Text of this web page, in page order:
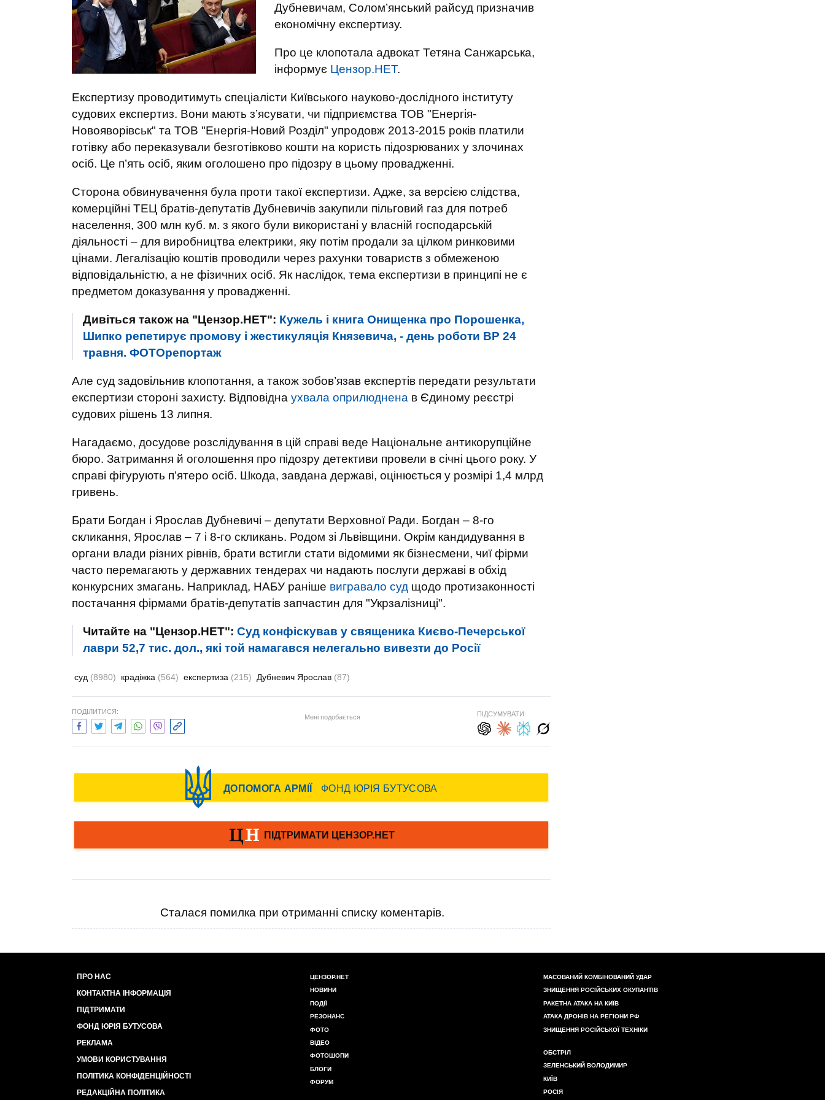
Дубневичам, Солом’янський райсуд призначив
економічну експертизу.
Про це клопотала адвокат Тетяна Санжарська,
інформує Цензор.НЕТ.
Експертизу проводитимуть спеціалісти Київського науково-дослідного інституту
судових експертиз. Вони мають з’ясувати, чи підприємства ТОВ "Енергія-
Новояворівськ" та ТОВ "Енергія-Новий Розділ" упродовж 2013-2015 років платили
готівку або переказували безготівково кошти на користь підозрюваних у злочинах
осіб. Це п’ять осіб, яким оголошено про підозру в цьому провадженні.
Сторона обвинувачення була проти такої експертизи. Адже, за версією слідства,
комерційні ТЕЦ братів-депутатів Дубневичів закупили пільговий газ для потреб
населення, 300 млн куб. м. з якого були використані у власній господарській
діяльності – для виробництва електрики, яку потім продали за цілком ринковими
цінами. Легалізацію коштів проводили через рахунки товариств з обмеженою
відповідальністю, а не фізичних осіб. Як наслідок, тема експертизи в принципі не є
предметом доказування у провадженні.
Дивіться також на "Цензор.НЕТ": Кужель і книга Онищенка про Порошенка,
Шипко репетирує промову і жестикуляція Князевича, - день роботи ВР 24
травня. ФОТОрепортаж
Але суд задовільнив клопотання, а також зобов’язав експертів передати результати
експертизи стороні захисту. Відповідна ухвала оприлюднена в Єдиному реєстрі
судових рішень 13 липня.
Нагадаємо, досудове розслідування в цій справі веде Національне антикорупційне
бюро. Затримання й оголошення про підозру детективи провели в січні цього року. У
справі фігурують п’ятеро осіб. Шкода, завдана державі, оцінюється у розмірі 1,4 млрд
гривень.
Брати Богдан і Ярослав Дубневичі – депутати Верховної Ради. Богдан – 8-го
скликання, Ярослав – 7 і 8-го скликань. Родом зі Львівщини. Окрім кандидування в
органи влади різних рівнів, брати встигли стати відомими як бізнесмени, чиї фірми
часто перемагають у державних тендерах чи надають послуги державі в обхід
конкурсних змагань. Наприклад, НАБУ раніше вигравало суд щодо протизаконності
постачання фірмами братів-депутатів запчастин для "Укрзалізниці".
Читайте на "Цензор.НЕТ": Суд конфіскував у священика Києво-Печерської
лаври 52,7 тис. дол., які той намагався нелегально вивезти до Росії
суд (8980) крадіжка (564) експертиза (215) Дубневич Ярослав (87)
ПОДІЛИТИСЯ:
Мені подобається ПІДСУМУВАТИ:
Сталася помилка при отриманні списку коментарів.
ПРО НАС
КОНТАКТНА ІНФОРМАЦІЯ
ПІДТРИМАТИ
ФОНД ЮРІЯ БУТУСОВА
РЕКЛАМА
УМОВИ КОРИСТУВАННЯ
ПОЛІТИКА КОНФІДЕНЦІЙНОСТІ
РЕДАКЦІЙНА ПОЛІТИКА
ЦЕНЗОР.НЕТ
НОВИНИ
ПОДІЇ
РЕЗОНАНС
ФОТО
ВІДЕО
ФОТОШОПИ
БЛОГИ
ФОРУМ
МАСОВАНИЙ КОМБІНОВАНИЙ УДАР
ЗНИЩЕННЯ РОСІЙСЬКИХ ОКУПАНТІВ
РАКЕТНА АТАКА НА КИЇВ
АТАКА ДРОНІВ НА РЕГІОНИ РФ
ЗНИЩЕННЯ РОСІЙСЬКОЇ ТЕХНІКИ
ОБСТРІЛ
ЗЕЛЕНСЬКИЙ ВОЛОДИМИР
КИЇВ
РОСІЯ